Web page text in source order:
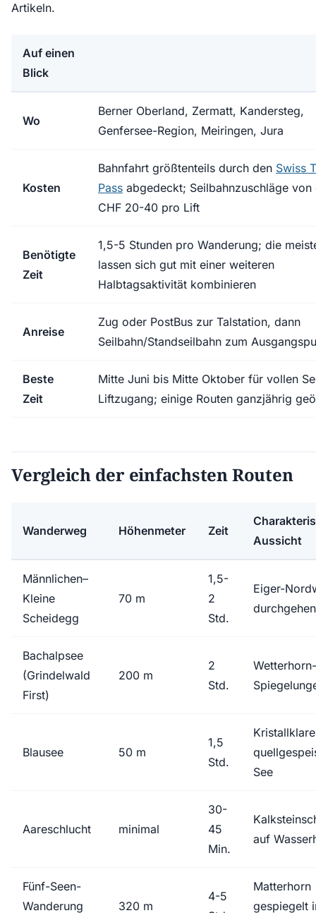
Artikeln.
Auf einen
Blick
Wo
Berner Oberland, Zermatt, Kandersteg,
Genfersee-Region, Meiringen, Jura
Kosten
Bahnfahrt größtenteils durch den Swiss
Pass abgedeckt; Seilbahnzuschläge von
CHF 20-40 pro Lift
Benötigte
Zeit
1,5-5 Stunden pro Wanderung; die
lassen sich gut mit einer weiteren
Halbtagsaktivität kombinieren
Anreise
Zug oder PostBus zur Talstation, dann
Seilbahn/Standseilbahn zum
Beste
Zeit
Mitte Juni bis Mitte Oktober für vollen
Liftzugang; einige Routen ganzjährig
Vergleich der einfachsten Routen
Wanderweg Höhenmeter Zeit
Aussicht
Männlichen–
Kleine
Scheidegg
70 m
1,5-
2
Std.
Eiger-
Bachalpsee
(Grindelwald
First)
200 m
2
Std.
Wetterhorn-
Blausee 50 m
1,5
Std.
See
Aareschlucht minimal
30-
45
Min.
auf
Fünf-Seen-
Wanderung
320 m
4-5
Matterhorn
gespiegelt